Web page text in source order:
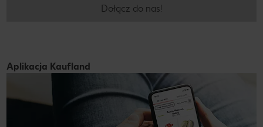
Dołącz do nas!
Aplikacja Kaufland